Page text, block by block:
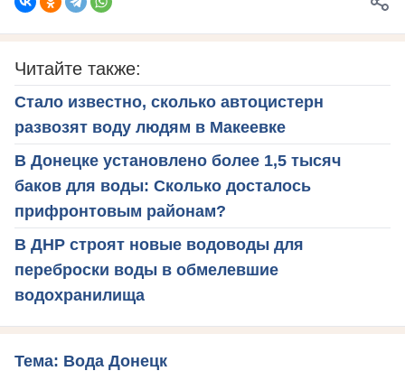
Читайте также:
Стало известно, сколько автоцистерн
развозят воду людям в Макеевке
В Донецке установлено более 1,5 тысяч
баков для воды: Сколько досталось
прифронтовым районам?
В ДНР строят новые водоводы для
переброски воды в обмелевшие
водохранилища
Тема: Вода Донецк